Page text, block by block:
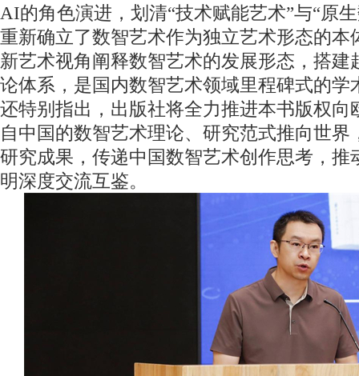
AI的角色演进，划清“技术赋能艺术”与“原
重新确立了数智艺术作为独立艺术形态的本
新艺术视角阐释数智艺术的发展形态，搭建
论体系，是国内数智艺术领域里程碑式的学
还特别指出，出版社将全力推进本书版权向
自中国的数智艺术理论、研究范式推向世界
研究成果，传递中国数智艺术创作思考，推
明深度交流互鉴。